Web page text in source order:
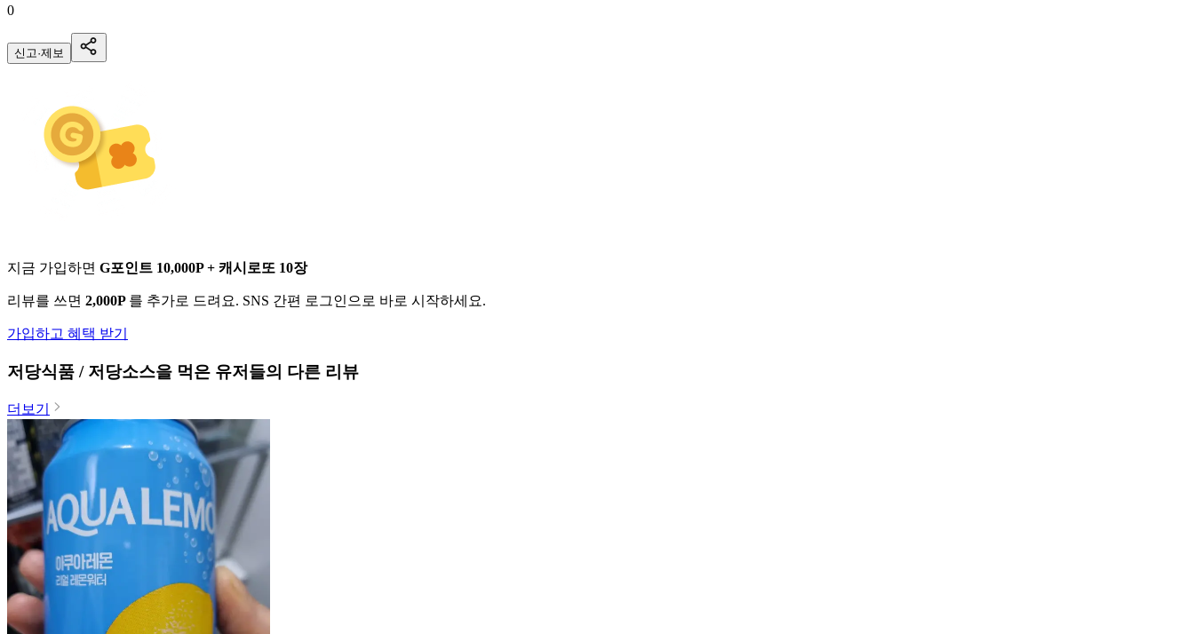
0
신고·제보
지금 가입하면 G포인트 10,000P + 캐시로또 10장
리뷰를 쓰면 2,000P 를 추가로 드려요. SNS 간편 로그인으로 바로 시작하세요.
가입하고 혜택 받기
저당식품 / 저당소스을 먹은 유저들의 다른 리뷰
더보기